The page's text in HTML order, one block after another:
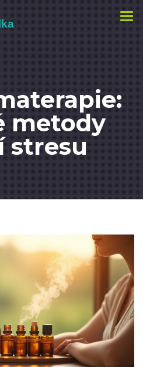
metody
stresu